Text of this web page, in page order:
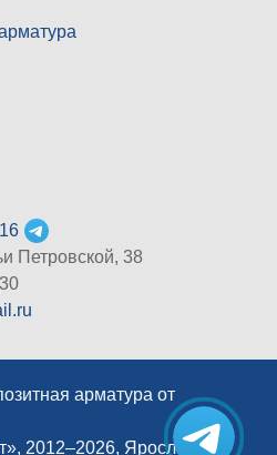
Петровской, 38
арматура от
2012–2026, Ярославль